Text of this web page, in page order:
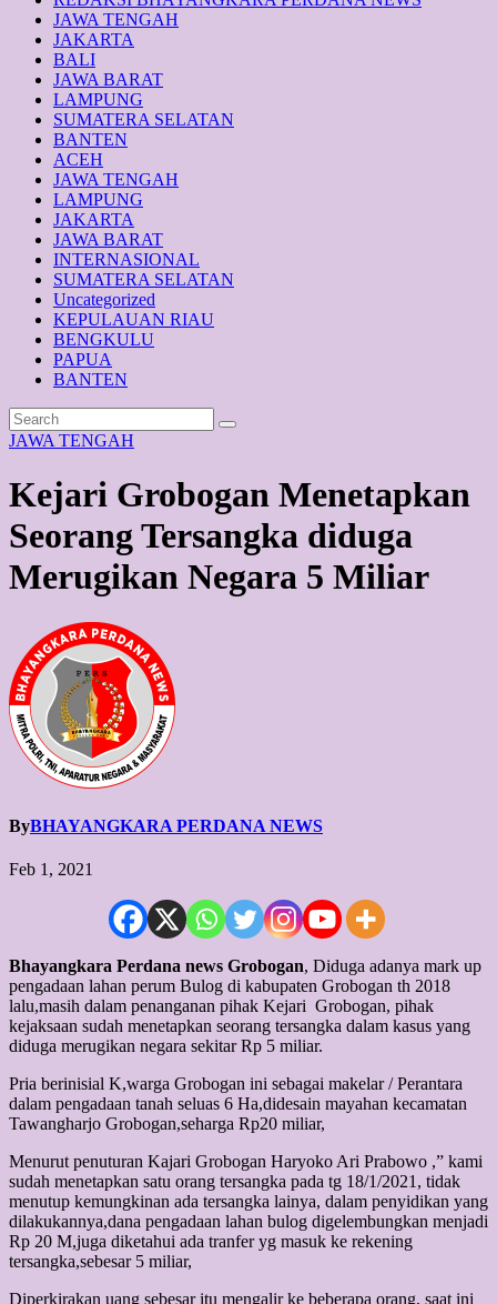
JAWA TENGAH
JAKARTA
BALI
JAWA BARAT
LAMPUNG
SUMATERA SELATAN
BANTEN
ACEH
JAWA TENGAH
LAMPUNG
JAKARTA
JAWA BARAT
INTERNASIONAL
SUMATERA SELATAN
Uncategorized
KEPULAUAN RIAU
BENGKULU
PAPUA
BANTEN
JAWA TENGAH
Kejari Grobogan Menetapkan
Seorang Tersangka diduga
Merugikan Negara 5 Miliar
ByBHAYANGKARA PERDANA NEWS
Feb 1, 2021
Bhayangkara Perdana news Grobogan, Diduga adanya mark up
pengadaan lahan perum Bulog di kabupaten Grobogan th 2018
lalu,masih dalam penanganan pihak Kejari Grobogan, pihak
kejaksaan sudah menetapkan seorang tersangka dalam kasus yang
diduga merugikan negara sekitar Rp 5 miliar.
Pria berinisial K,warga Grobogan ini sebagai makelar / Perantara
dalam pengadaan tanah seluas 6 Ha,didesain mayahan kecamatan
Tawangharjo Grobogan,seharga Rp20 miliar,
Menurut penuturan Kajari Grobogan Haryoko Ari Prabowo ,” kami
sudah menetapkan satu orang tersangka pada tg 18/1/2021, tidak
menutup kemungkinan ada tersangka lainya, dalam penyidikan yang
dilakukannya,dana pengadaan lahan bulog digelembungkan menjadi
Rp 20 M,juga diketahui ada tranfer yg masuk ke rekening
tersangka,sebesar 5 miliar,
Diperkirakan uang sebesar itu mengalir ke beberapa orang, saat ini